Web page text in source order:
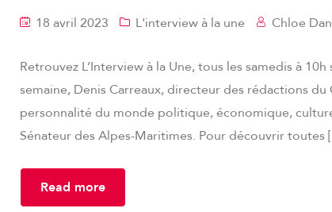
18 avril 2023 L'interview à la une Chloe
Retrouvez L’Interview à la Une, tous les samedis à
semaine, Denis Carreaux, directeur des rédactions
personnalité du monde politique, économique,
Sénateur des Alpes-Maritimes. Pour découvrir toutes
Read more